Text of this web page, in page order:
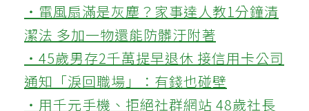
‧電風扇滿是灰塵？家事達人教1分鐘清
潔法 多加一物還能防髒汙附著
‧45歲男存2千萬提早退休 接信用卡公司
通知「淚回職場」：有錢也碰壁
‧用千元手機、拒絕社群網站 48歲社長